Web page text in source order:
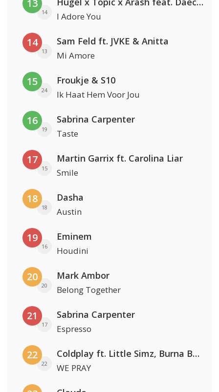
13
14 I Adore You
14
13
Sam Feld ft. JVKE & Anitta
Mi Amore
15
24
Froukje & S10
Ik Haat Hem Voor Jou
16
19
Sabrina Carpenter
Taste
17
15
Martin Garrix ft. Carolina Liar
Smile
18
18
Dasha
Austin
19
16
Eminem
Houdini
20
20
Mark Ambor
Belong Together
21
17
Sabrina Carpenter
Espresso
22
22
Coldplay ft. Little Simz, Burna Boy, Elyanna & Tini
WE PRAY